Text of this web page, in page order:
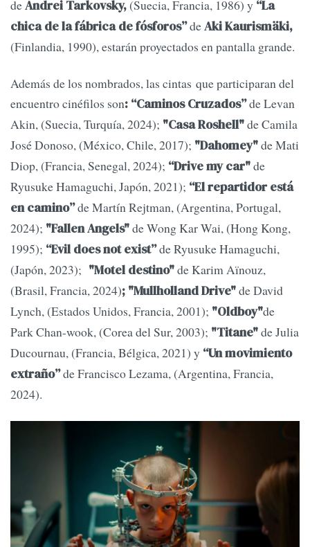
deAndrei Tarkovsky,(Suecia, Francia, 1986) y “La
chica de la fábrica de fósforos”deAki Kaurismäki,
(Finlandia, 1990), estarán proyectados en pantalla grande.
Además de los nombrados, las cintas que participaran del
encuentro cinéfilos son: “Caminos Cruzados”de Levan
Akin, (Suecia, Turquía, 2024); "Casa Roshell"de Camila
José Donoso, (México, Chile, 2017); "Dahomey"de Mati
Diop, (Francia, Senegal, 2024); “Drive my car"de
Ryusuke Hamaguchi, Japón, 2021); “El repartidor está
en camino”de Martín Rejtman, (Argentina, Portugal,
2024); "Fallen Angels"de Wong Kar Wai, (Hong Kong,
1995); “Evil does not exist”de Ryusuke Hamaguchi,
(Japón, 2023); "Motel destino"de Karim Aïnouz,
(Brasil, Francia, 2024); "Mullholland Drive"de David
Lynch, (Estados Unidos, Francia, 2001); "Oldboy"de
Park Chan-wook, (Corea del Sur, 2003); "Titane"de Julia
Ducournau, (Francia, Bélgica, 2021) y “Un movimiento
extraño”de Francisco Lezama, (Argentina, Francia,
2024).